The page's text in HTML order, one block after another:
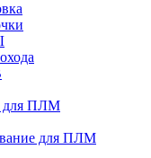
для ПЛМ
для ПЛМ